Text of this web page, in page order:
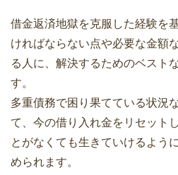
借金返済地獄を克服した経験を
ければならない点や必要な金額
る人に、解決するためのベスト
す。
多重債務で困り果てている状況
て、今の借り入れ金をリセット
とがなくても生きていけるよう
められます。